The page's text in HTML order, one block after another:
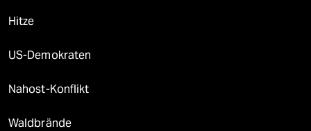
Hitze
US-Demokraten
Nahost-Konflikt
Waldbrände